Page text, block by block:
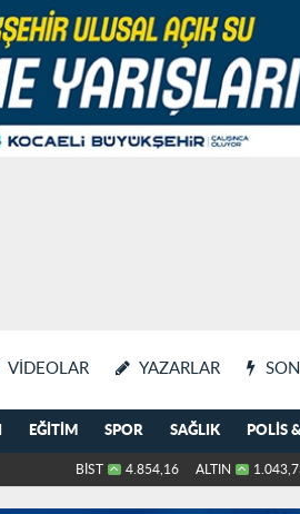
VIDEOLAR YAZARLAR
EĞITIM SPOR SAĞLIK POLIS
BİST 4.854,16 ALTIN